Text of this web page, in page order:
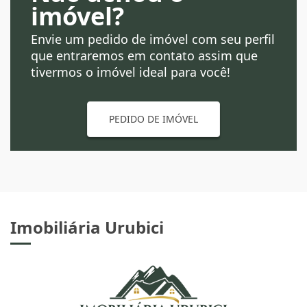
imóvel?
Envie um pedido de imóvel com seu perfil
que entraremos em contato assim que
tivermos o imóvel ideal para você!
PEDIDO DE IMÓVEL
Imobiliária Urubici